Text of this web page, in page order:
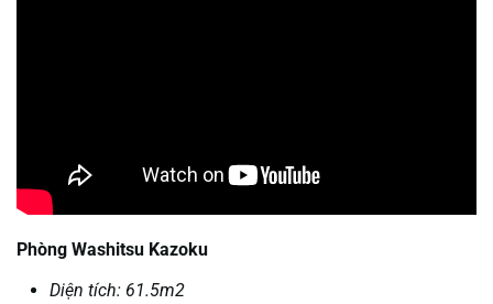
Phòng Washitsu Kazoku
Diện tích: 61.5m2